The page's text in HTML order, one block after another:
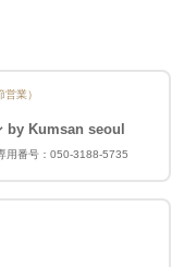
業）
by Kumsan seoul
番号：050-3188-5735